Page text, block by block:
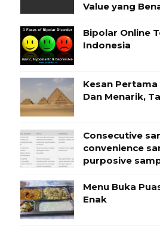
Value yang
Bipolar Online
Indonesia
Kesan
Dan Menarik,
Consecutive
convenience
purposive
Menu Buka
Enak